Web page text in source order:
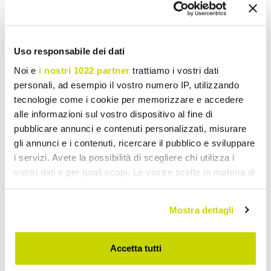
Uso responsabile dei dati
Noi e i nostri 1022 partner trattiamo i vostri dati
personali, ad esempio il vostro numero IP, utilizzando
tecnologie come i cookie per memorizzare e accedere
alle informazioni sul vostro dispositivo al fine di
pubblicare annunci e contenuti personalizzati, misurare
gli annunci e i contenuti, ricercare il pubblico e sviluppare
i servizi. Avete la possibilità di scegliere chi utilizza i
vostri dati e per quali scopi. Le vostre scelte in materia di
modificare o revocare il proprio consenso in qualsiasi
momento dalla Dichiarazione sui cookie o facendo clic
sull'icona di attivazione della privacy.
Mostra dettagli
Accetta tutti
Oferta limitowana. Nie